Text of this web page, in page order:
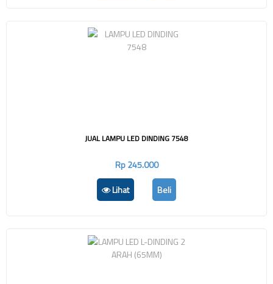
JUAL LAMPU LED DINDING 7548
Rp 245.000
Lihat
Beli